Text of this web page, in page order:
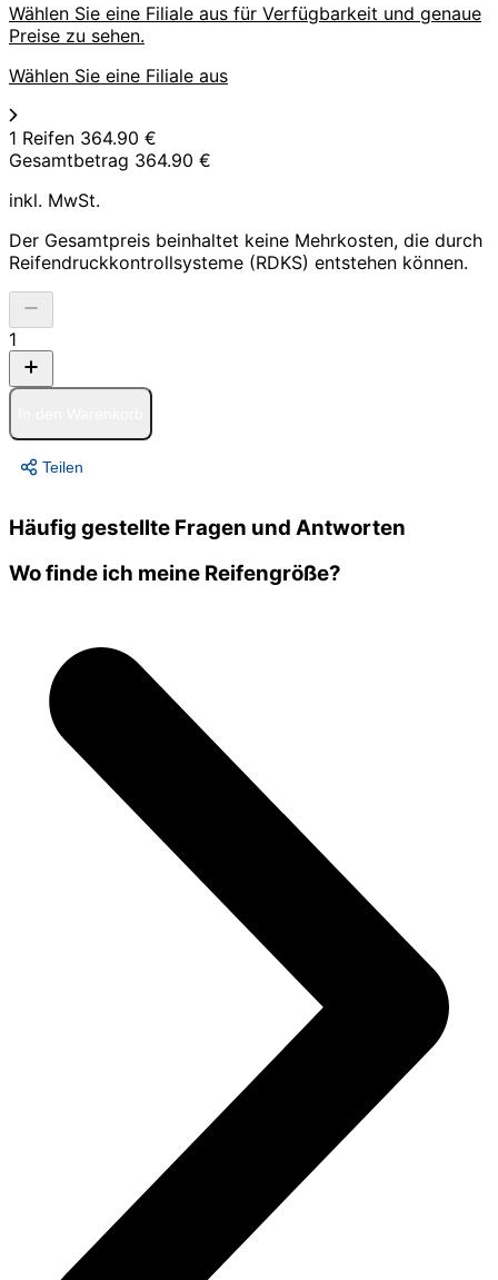
Wählen Sie eine Filiale aus für Verfügbarkeit und genaue
Preise zu sehen.
Wählen Sie eine Filiale aus
1 Reifen 364.90 €
Gesamtbetrag 364.90 €
inkl. MwSt.
Der Gesamtpreis beinhaltet keine Mehrkosten, die durch
Reifendruckkontrollsysteme (RDKS) entstehen können.
1
Teilen
Häufig gestellte Fragen und Antworten
Wo finde ich meine Reifengröße?